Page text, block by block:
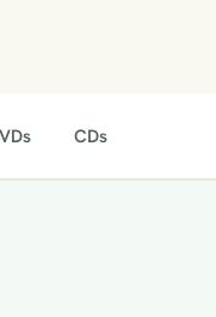
CDs